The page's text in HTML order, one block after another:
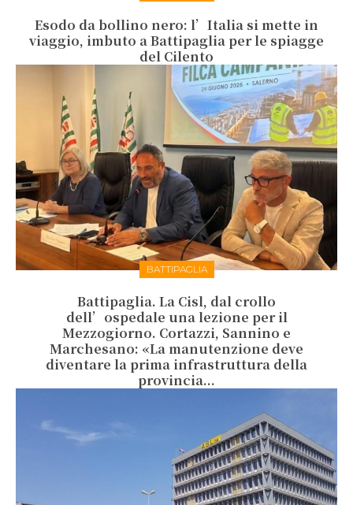
Esodo da bollino nero: l’Italia si mette in
viaggio, imbuto a Battipaglia per le spiagge
del Cilento
BATTIPAGLIA
Battipaglia. La Cisl, dal crollo
dell’ospedale una lezione per il
Mezzogiorno. Cortazzi, Sannino e
Marchesano: «La manutenzione deve
diventare la prima infrastruttura della
provincia...